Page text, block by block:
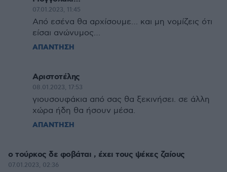
07.01.2023, 11:45
Από εσένα θα αρχίσουμε… και μη νομίζεις ότι
είσαι ανώνυμος…
ΑΠΑΝΤΗΣΗ
Αριστοτέλης
08.01.2023, 17:53
γιουσουφάκια από σας θα ξεκινήσει. σε άλλη
χώρα ήδη θα ήσουν μέσα.
ΑΠΑΝΤΗΣΗ
ο τούρκος δε φοβάται , έχει τους ψέκες ζαίους
07.01.2023, 02:36